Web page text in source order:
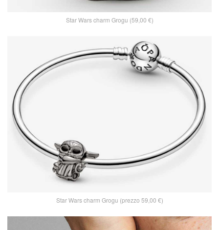
Star Wars charm Grogu (59,00 €)
Star Wars charm Grogu (prezzo 59,00 €)